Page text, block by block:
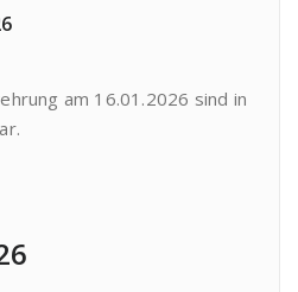
am 16.01.2026 sind in